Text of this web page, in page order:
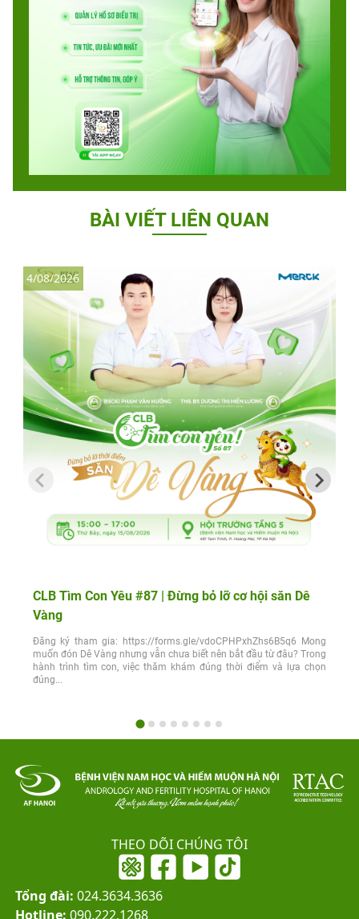
BÀI VIẾT LIÊN QUAN
CLB Tìm Con Yêu #87 | Đừng bỏ lỡ cơ hội săn Dê
Vàng
Đăng ký tham gia: https://forms.gle/vdoCPHPxhZhs6B5q6 Mong
muốn đón Dê Vàng nhưng vẫn chưa biết nên bắt đầu từ đâu? Trong
hành trình tìm con, việc thăm khám đúng thời điểm và lựa chọn
đúng...
4/08/2026
THEO DÕI CHÚNG TÔI
Tổng đài: 024.3634.3636
Hotline: 090.222.1268